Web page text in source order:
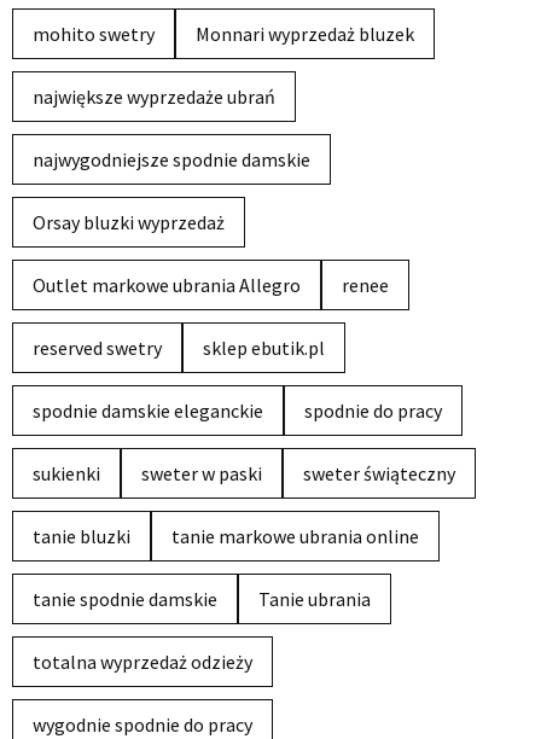
mohito swetry Monnari wyprzedaż bluzek
największe wyprzedaże ubrań
najwygodniejsze spodnie damskie
Orsay bluzki wyprzedaż
Outlet markowe ubrania Allegro renee
reserved swetry sklep ebutik.pl
spodnie damskie eleganckie spodnie do pracy
sukienki sweter w paski sweter świąteczny
tanie bluzki tanie markowe ubrania online
tanie spodnie damskie Tanie ubrania
totalna wyprzedaż odzieży
wygodnie spodnie do pracy